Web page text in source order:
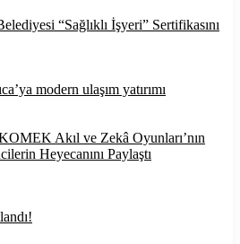
“Sağlıklı İşyeri” Sertifikasını
modern ulaşım yatırımı
Akıl ve Zekâ Oyunları’nın
Heyecanını Paylaştı